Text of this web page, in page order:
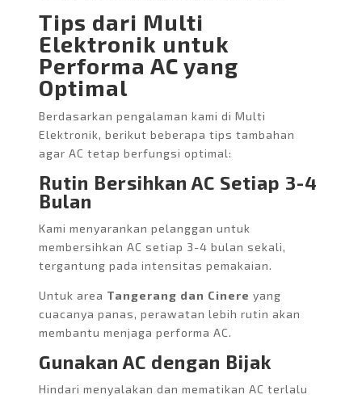
Tips dari Multi
Elektronik untuk
Performa AC yang
Optimal
Berdasarkan pengalaman kami di Multi
Elektronik, berikut beberapa tips tambahan
agar AC tetap berfungsi optimal:
Rutin Bersihkan AC Setiap 3-4
Bulan
Kami menyarankan pelanggan untuk
membersihkan AC setiap 3-4 bulan sekali,
tergantung pada intensitas pemakaian.
Untuk area Tangerang dan Cinere yang
cuacanya panas, perawatan lebih rutin akan
membantu menjaga performa AC.
Gunakan AC dengan Bijak
Hindari menyalakan dan mematikan AC terlalu